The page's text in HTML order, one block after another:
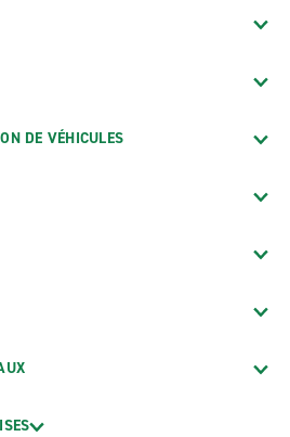
DE VÉHICULES